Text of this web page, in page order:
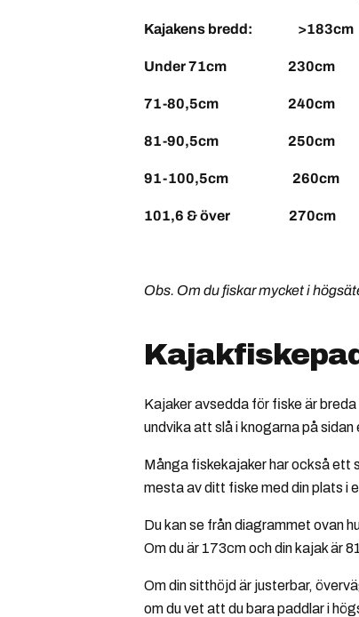
Kajakens bredd:
Under 71cm
71-80,5cm
81-90,5cm
91-100,5cm
101,6 & över
Obs. Om du fiskar mycket i
Kajaker avsedda för fiske är
undvika att slå i knogarna på
Många fiskekajaker har också ett
mesta av ditt fiske med din plats i
Du kan se från diagrammet ovan
Om du är 173cm och din kajak är
Om din sitthöjd är justerbar,
om du vet att du bara paddlar i